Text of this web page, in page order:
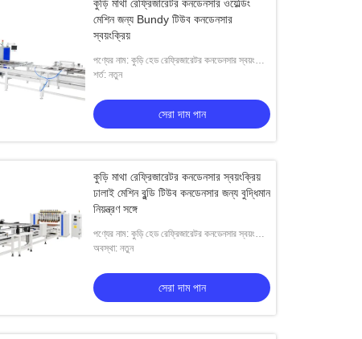
কুড়ি মাথা রেফ্রিজারেটর কনডেনসার ওয়েল্ডিং
মেশিন জন্য Bundy টিউব কনডেনসার
স্বয়ংক্রিয়
পণ্যের নাম: কুড়ি হেড রেফ্রিজারেটর কনডেনসার স্বয়ংক্রিয়
ঢালাই মেশিন জন্য Bundy টিউব কনডেনসার
শর্ত: নতুন
সেরা দাম পান
কুড়ি মাথা রেফ্রিজারেটর কনডেনসার স্বয়ংক্রিয়
ঢালাই মেশিন বুন্ডি টিউব কনডেনসার জন্য বুদ্ধিমান
নিয়ন্ত্রণ সঙ্গে
পণ্যের নাম: কুড়ি হেড রেফ্রিজারেটর কনডেনসার স্বয়ংক্রিয়
ঢালাই মেশিন জন্য Bundy টিউব কনডেনসার
অবস্থা: নতুন
সেরা দাম পান